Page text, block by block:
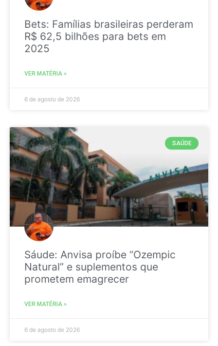
Bets: Famílias brasileiras perderam
R$ 62,5 bilhões para bets em
2025
VER MATÉRIA »
6 de agosto de 2026
SAÚDE
Sáude: Anvisa proíbe “Ozempic
Natural” e suplementos que
prometem emagrecer
VER MATÉRIA »
6 de agosto de 2026